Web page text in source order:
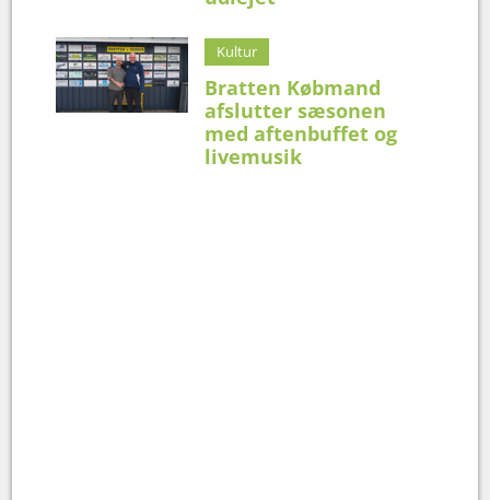
Kultur
Bratten Købmand
afslutter sæsonen
med aftenbuffet og
livemusik